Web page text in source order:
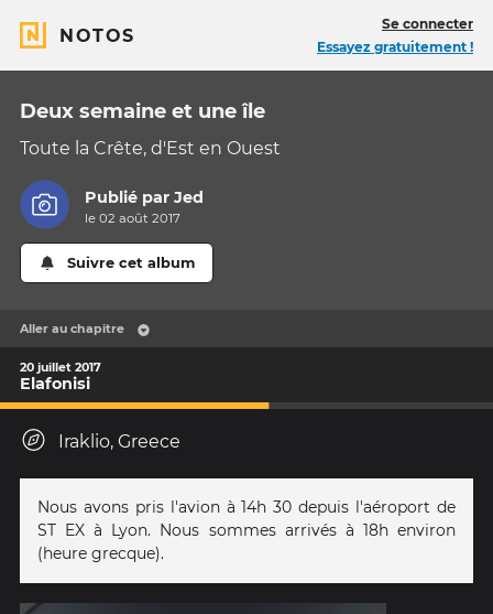
NOTOS
Se connecter
Essayez gratuitement !
Deux semaine et une île
Toute la Crête, d'Est en Ouest
Publié parJed
le 02 août 2017
Suivre cet album
Aller au chapitre
20 juillet 2017
Elafonisi
Iraklio, Greece
Nous avons pris l'avion à 14h 30 depuis l'aéroport de
ST EX à Lyon. Nous sommes arrivés à 18h environ
(heure grecque).